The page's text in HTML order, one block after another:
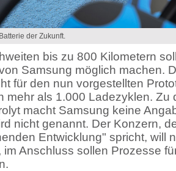
der Zukunft.
bis zu 800 Kilometern
Samsung möglich machen.
für den nun vorgestellten
mehr als 1.000 Ladezyklen. Zu
macht Samsung keine
nicht genannt. Der Konzern,
Entwicklung" spricht, will
im Anschluss sollen Prozesse